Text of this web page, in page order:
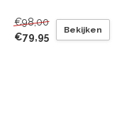
€98,00
€79,95
Bekijken